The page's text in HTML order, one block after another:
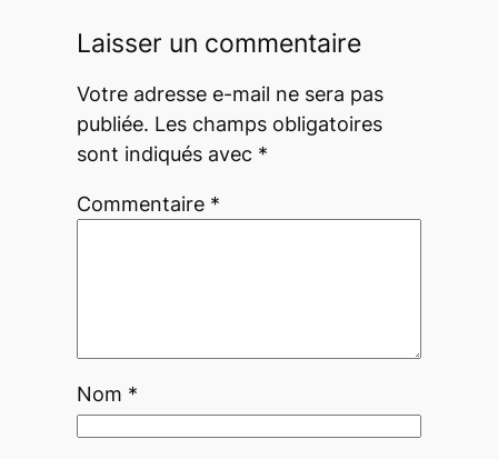
Laisser un commentaire
Votre adresse e-mail ne sera pas
publiée. Les champs obligatoires
sont indiqués avec *
Commentaire *
Nom *